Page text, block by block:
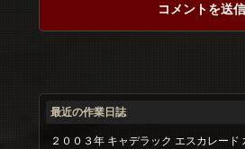
最近の作業日誌
２００３年 キャデラック エスカレード